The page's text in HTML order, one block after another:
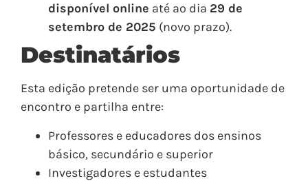
disponível online até ao dia 29 de
setembro de 2025 (novo prazo).
Destinatários
Esta edição pretende ser uma oportunidade de
encontro e partilha entre:
Professores e educadores dos ensinos
básico, secundário e superior
Investigadores e estudantes